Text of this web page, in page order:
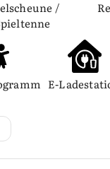
/
E-